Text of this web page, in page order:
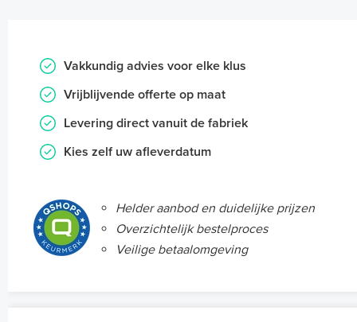
Vakkundig advies voor elke klus
Vrijblijvende offerte op maat
Levering direct vanuit de fabriek
Kies zelf uw afleverdatum
Helder aanbod en duidelijke prijzen
Overzichtelijk bestelproces
Veilige betaalomgeving